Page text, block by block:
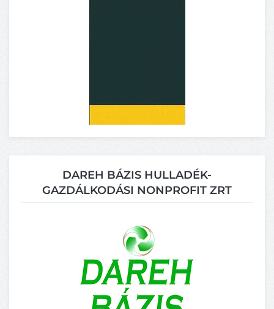
DAREH BÁZIS HULLADÉK-
GAZDÁLKODÁSI NONPROFIT ZRT